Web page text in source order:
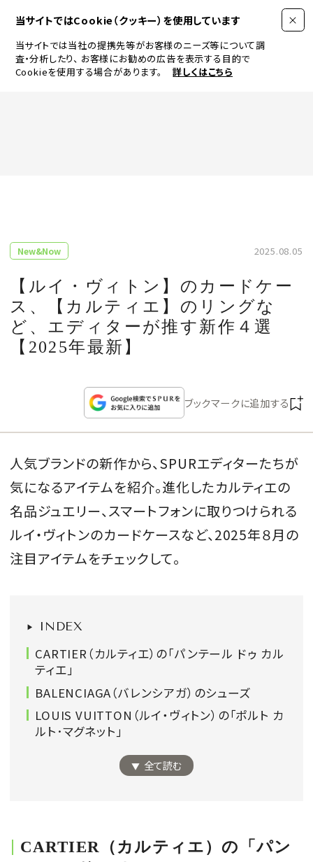
当サイトではCookie（クッキー）を使用しています
当サイトでは当社の提携先等がお客様のニーズ等について調
査・分析したり、 お客様にお勧めの広告を表示する目的で
Cookieを使用する場合があります。
詳しくはこちら
JEWELRY & WATCH
LIFESTYLE
CULTURE
COLLECTION
FORTUNE
SDGs
会員登録
Log in or Sign up
SPUR読者のためのメンバーシッププログラム
「The SPUR Club」。
New&Now 2025.08.05
【ルイ・ヴィトン】のカードケー
ス、【カルティエ】のリングな
ど、エディターが推す新作４選
【2025年最新】
ブックマークに追加する
人気ブランドの新作から、SPURエディターたちが
気になるアイテムを紹介。進化したカルティエの
名品ジュエリー、スマートフォンに取りつけられる
ルイ・ヴィトンのカードケースなど、2025年８月の
注目アイテムをチェックして。
INDEX
CARTIER（カルティエ）の「パンテール ドゥ カル
ティエ」
BALENCIAGA（バレンシアガ）のシューズ
LOUIS VUITTON（ルイ・ヴィトン）の｢ポルト カ
ルト･マグネット｣
全て読む
CARTIER（カルティエ）の「パン